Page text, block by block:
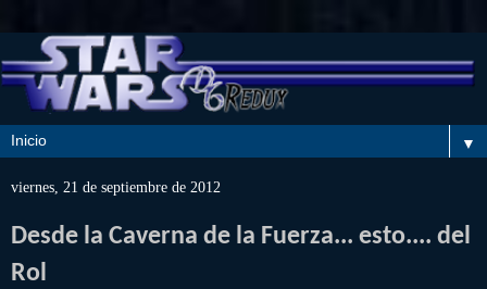
▼
viernes, 21 de septiembre de 2012
Desde la Caverna de la Fuerza... esto.... del
Rol